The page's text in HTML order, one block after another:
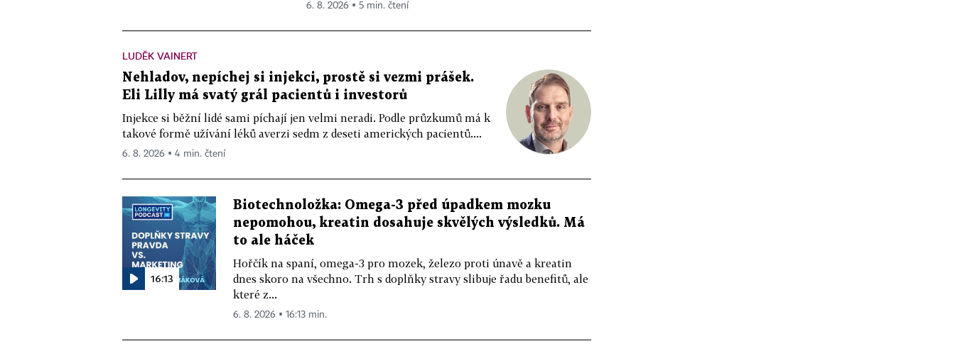
6. 8. 2026 ▪ 5 min. čtení
LUDĚK VAINERT
Nehladov, nepíchej si injekci, prostě si vezmi prášek.
Eli Lilly má svatý grál pacientů i investorů
Injekce si běžní lidé sami píchají jen velmi neradi. Podle průzkumů má k
takové formě užívání léků averzi sedm z deseti amerických pacientů....
6. 8. 2026 ▪ 4 min. čtení
16:13
Biotechnoložka: Omega-3 před úpadkem mozku
nepomohou, kreatin dosahuje skvělých výsledků. Má
to ale háček
Hořčík na spaní, omega-3 pro mozek, železo proti únavě a kreatin
dnes skoro na všechno. Trh s doplňky stravy slibuje řadu benefitů, ale
které z...
6. 8. 2026 ▪ 16:13 min.